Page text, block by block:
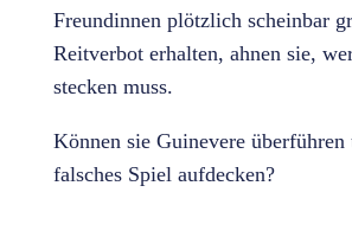
Freundinnen plötzlich scheinbar
Reitverbot erhalten, ahnen sie,
stecken muss.
Können sie Guinevere
falsches Spiel aufdecken?